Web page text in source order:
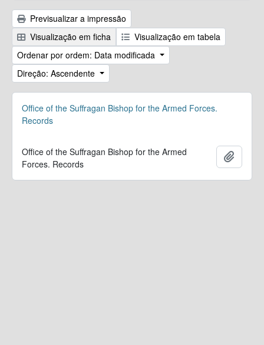
Previsualizar a impressão
Visualização em ficha
Visualização em tabela
Ordenar por ordem: Data modificada
Direção: Ascendente
Office of the Suffragan Bishop for the Armed Forces.
Records
Office of the Suffragan Bishop for the Armed
Forces. Records